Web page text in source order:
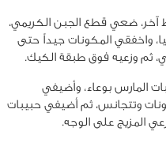
آخر، ضعي قطع الجبن الكريمي،
واخفقي المكونات جيداً حتى
وزعيه فوق طبقة الكيك.
المارس بوعاء، وأضيفي
وتتجانس، ثم أضيفي حبيبات
المزيج على الوجه.